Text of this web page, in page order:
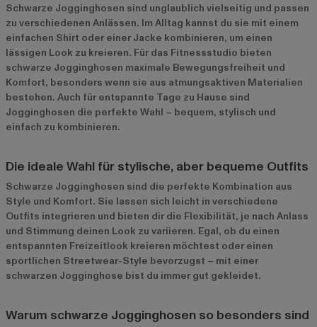
Schwarze Jogginghosen sind unglaublich vielseitig und passen
zu verschiedenen Anlässen. Im Alltag kannst du sie mit einem
einfachen Shirt oder einer Jacke kombinieren, um einen
lässigen Look zu kreieren. Für das Fitnessstudio bieten
schwarze Jogginghosen maximale Bewegungsfreiheit und
Komfort, besonders wenn sie aus atmungsaktiven Materialien
bestehen. Auch für entspannte Tage zu Hause sind
Jogginghosen die perfekte Wahl – bequem, stylisch und
einfach zu kombinieren.
Die ideale Wahl für stylische, aber bequeme Outfits
Schwarze Jogginghosen sind die perfekte Kombination aus
Style und Komfort. Sie lassen sich leicht in verschiedene
Outfits integrieren und bieten dir die Flexibilität, je nach Anlass
und Stimmung deinen Look zu variieren. Egal, ob du einen
entspannten Freizeitlook kreieren möchtest oder einen
sportlichen Streetwear-Style bevorzugst – mit einer
schwarzen Jogginghose bist du immer gut gekleidet.
Warum schwarze Jogginghosen so besonders sind